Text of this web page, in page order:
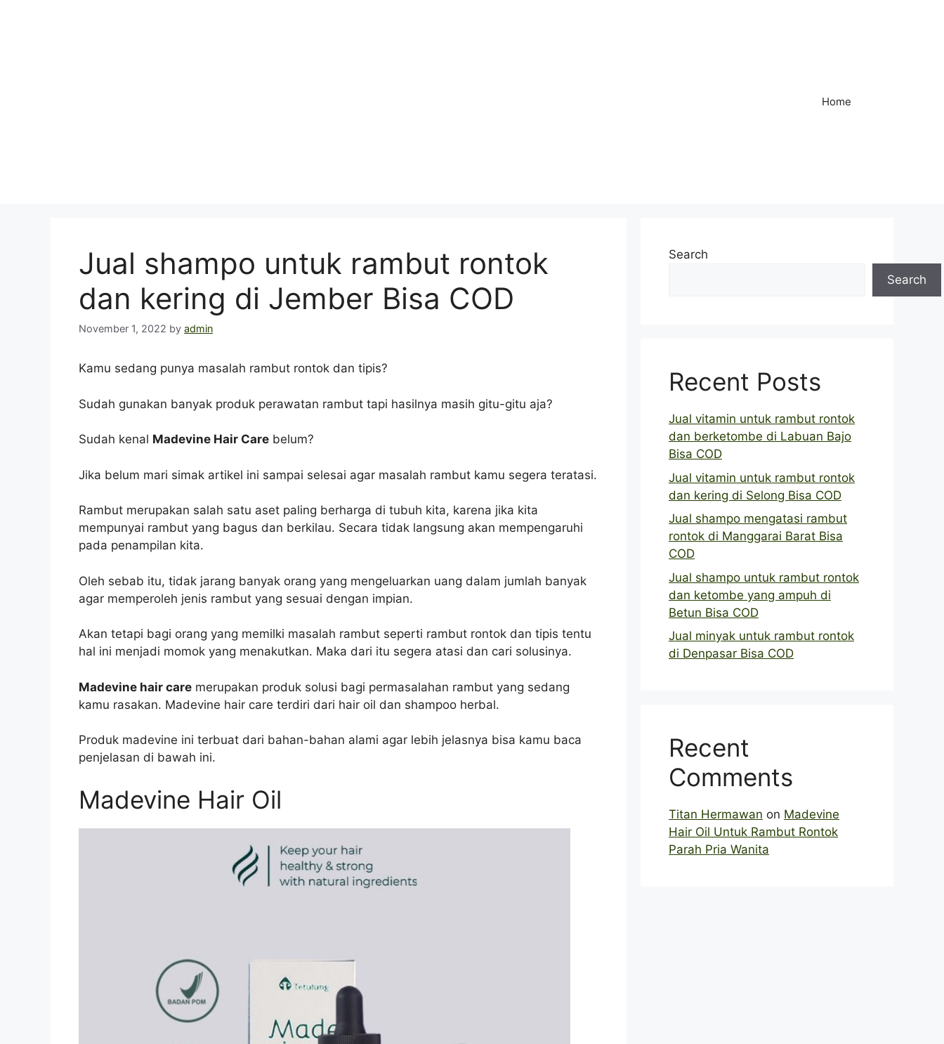
Home
Jual shampo untuk rambut rontok
dan kering di Jember Bisa COD
November 1, 2022 by admin
Kamu sedang punya masalah rambut rontok dan tipis?
Sudah gunakan banyak produk perawatan rambut tapi hasilnya masih gitu-gitu aja?
Sudah kenal Madevine Hair Care belum?
Jika belum mari simak artikel ini sampai selesai agar masalah rambut kamu segera teratasi.
Rambut merupakan salah satu aset paling berharga di tubuh kita, karena jika kita
mempunyai rambut yang bagus dan berkilau. Secara tidak langsung akan mempengaruhi
pada penampilan kita.
Oleh sebab itu, tidak jarang banyak orang yang mengeluarkan uang dalam jumlah banyak
agar memperoleh jenis rambut yang sesuai dengan impian.
Akan tetapi bagi orang yang memilki masalah rambut seperti rambut rontok dan tipis tentu
hal ini menjadi momok yang menakutkan. Maka dari itu segera atasi dan cari solusinya.
Madevine hair care merupakan produk solusi bagi permasalahan rambut yang sedang
kamu rasakan. Madevine hair care terdiri dari hair oil dan shampoo herbal.
Produk madevine ini terbuat dari bahan-bahan alami agar lebih jelasnya bisa kamu baca
penjelasan di bawah ini.
Madevine Hair Oil
Search
Search
Recent Posts
Jual vitamin untuk rambut rontok
dan berketombe di Labuan Bajo
Bisa COD
Jual vitamin untuk rambut rontok
dan kering di Selong Bisa COD
Jual shampo mengatasi rambut
rontok di Manggarai Barat Bisa
COD
Jual shampo untuk rambut rontok
dan ketombe yang ampuh di
Betun Bisa COD
Jual minyak untuk rambut rontok
di Denpasar Bisa COD
Recent
Comments
Titan Hermawan on Madevine
Hair Oil Untuk Rambut Rontok
Parah Pria Wanita